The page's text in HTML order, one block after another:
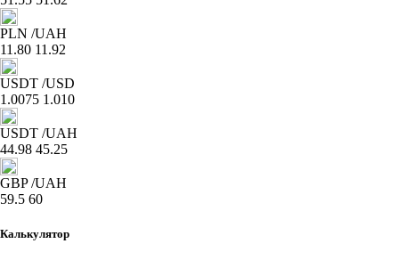
PLN /UAH
11.80 11.92
USDT /USD
1.0075 1.010
USDT /UAH
44.98 45.25
GBP /UAH
59.5 60
Калькулятор